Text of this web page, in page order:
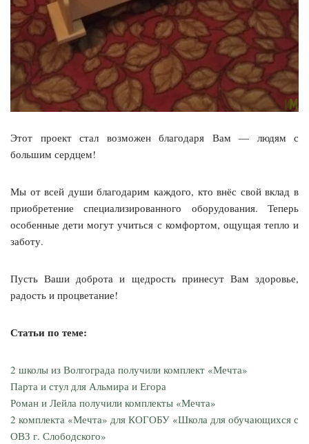
Этот проект стал возможен благодаря Вам — людям с
большим сердцем!
Мы от всей души благодарим каждого, кто внёс свой вклад в
приобретение специализированного оборудования. Теперь
особенные дети могут учиться с комфортом, ощущая тепло и
заботу.
Пусть Ваши доброта и щедрость принесут Вам здоровье,
радость и процветание!
Статьи по теме:
2 школы из Волгограда получили комплект «Мечта»
Парта и стул для Альмира и Егора
Роман и Лейла получили комплекты «Мечта»
2 комплекта «Мечта» для КОГОБУ «Школа для обучающихся с
ОВЗ г. Слободского»